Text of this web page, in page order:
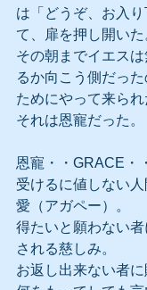
は「どうぞ、お入
て、扉を押し開いた
その朝までイエス
るか向こう側だっ
ためにやって来られ
それは恩寵だった。
恩寵・・GRACE・
受けるに値しない
愛（アガペー）。
得たいと願わない
される慈しみ。
お返し出来ない者に